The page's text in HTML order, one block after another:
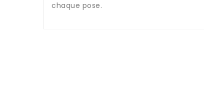
chaque pose.